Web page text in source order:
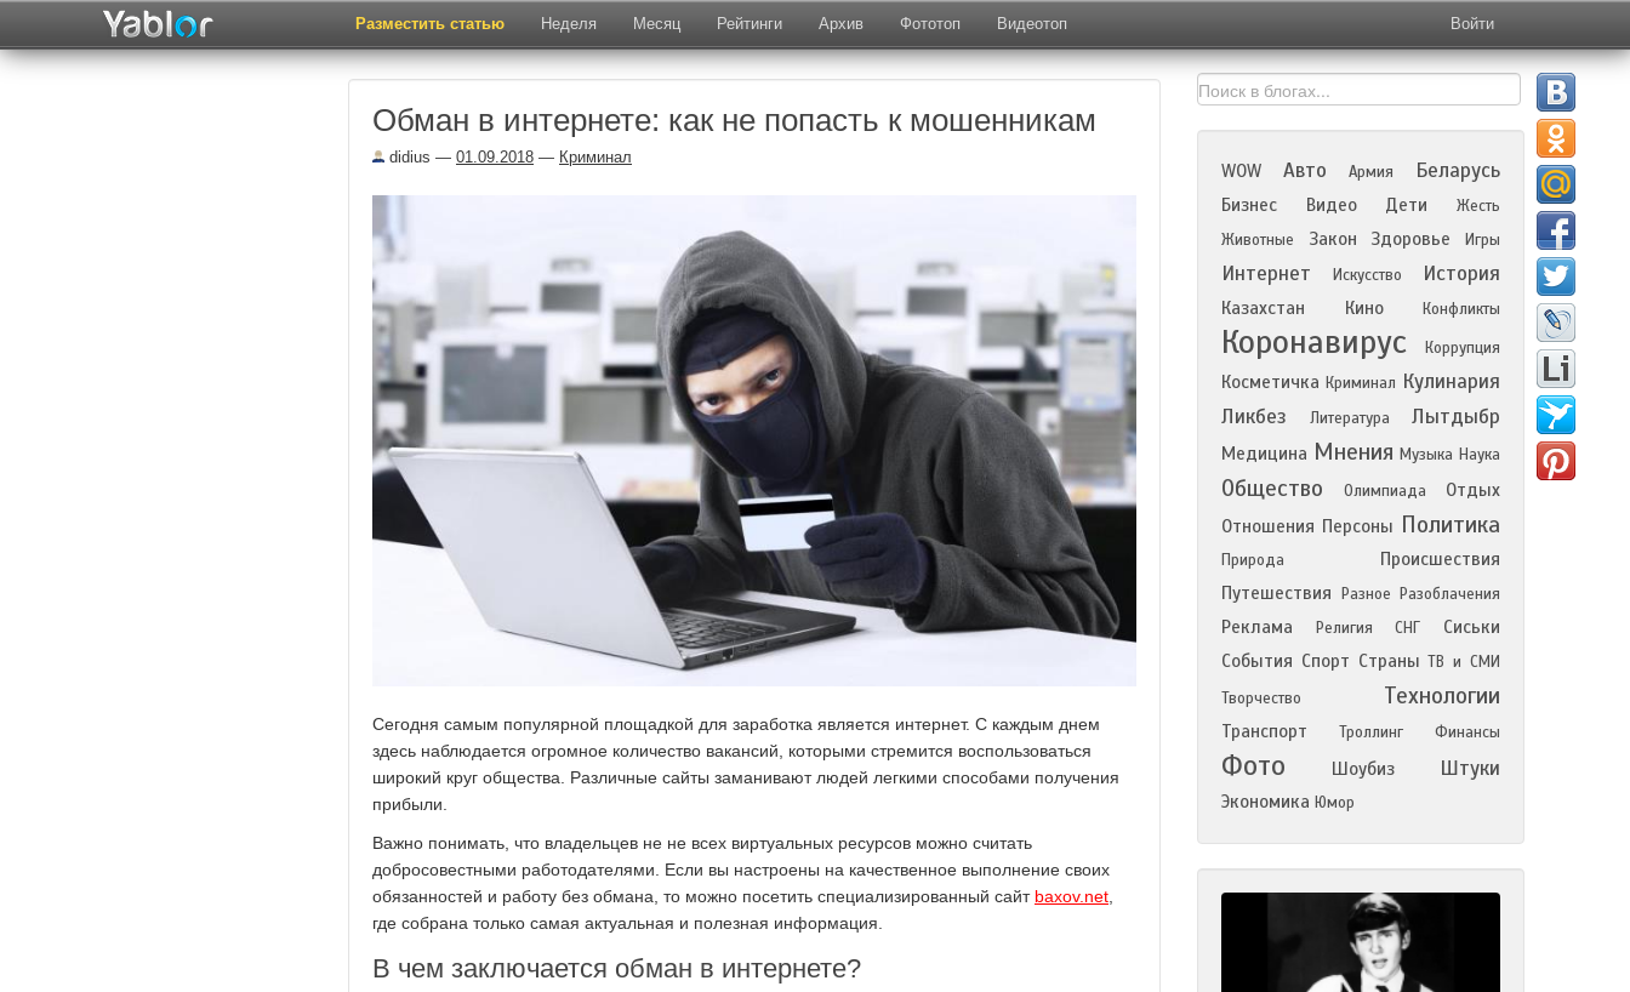
Разместить статью Неделя Месяц Рейтинги Архив Фототоп Видеотоп Войти
Обман в интернете: как не попасть к мошенникам
didius — 01.09.2018 — Криминал
Сегодня самым популярной площадкой для заработка является интернет. С каждым днем
здесь наблюдается огромное количество вакансий, которыми стремится воспользоваться
широкий круг общества. Различные сайты заманивают людей легкими способами получения
прибыли.
Важно понимать, что владельцев не не всех виртуальных ресурсов можно считать
добросовестными работодателями. Если вы настроены на качественное выполнение своих
обязанностей и работу без обмана, то можно посетить специализированный сайт baxov.net
где собрана только самая актуальная и полезная информация.
В чем заключается обман в интернете?
WOW Авто Армия Беларусь
Бизнес Видео Дети
Жесть
Животные
Закон Здоровье Игры
Интернет Искусство История
Казахстан Кино Конфликты
Коронавирус Коррупция
Косметичка Криминал Кулинария
Ликбез
Литература Лытдыбр
Медицина Мнения Музыка Наука
Общество Олимпиада
Отдых
Отношения Персоны Политика
Природа
Происшествия
Путешествия
Разное Разоблачения
Реклама Религия СНГ
Сиськи
События Спорт Страны ТВ и СМИ
Творчество
Технологии
Транспорт Троллинг Финансы
Фото Шоубиз Штуки
Экономика Юмор